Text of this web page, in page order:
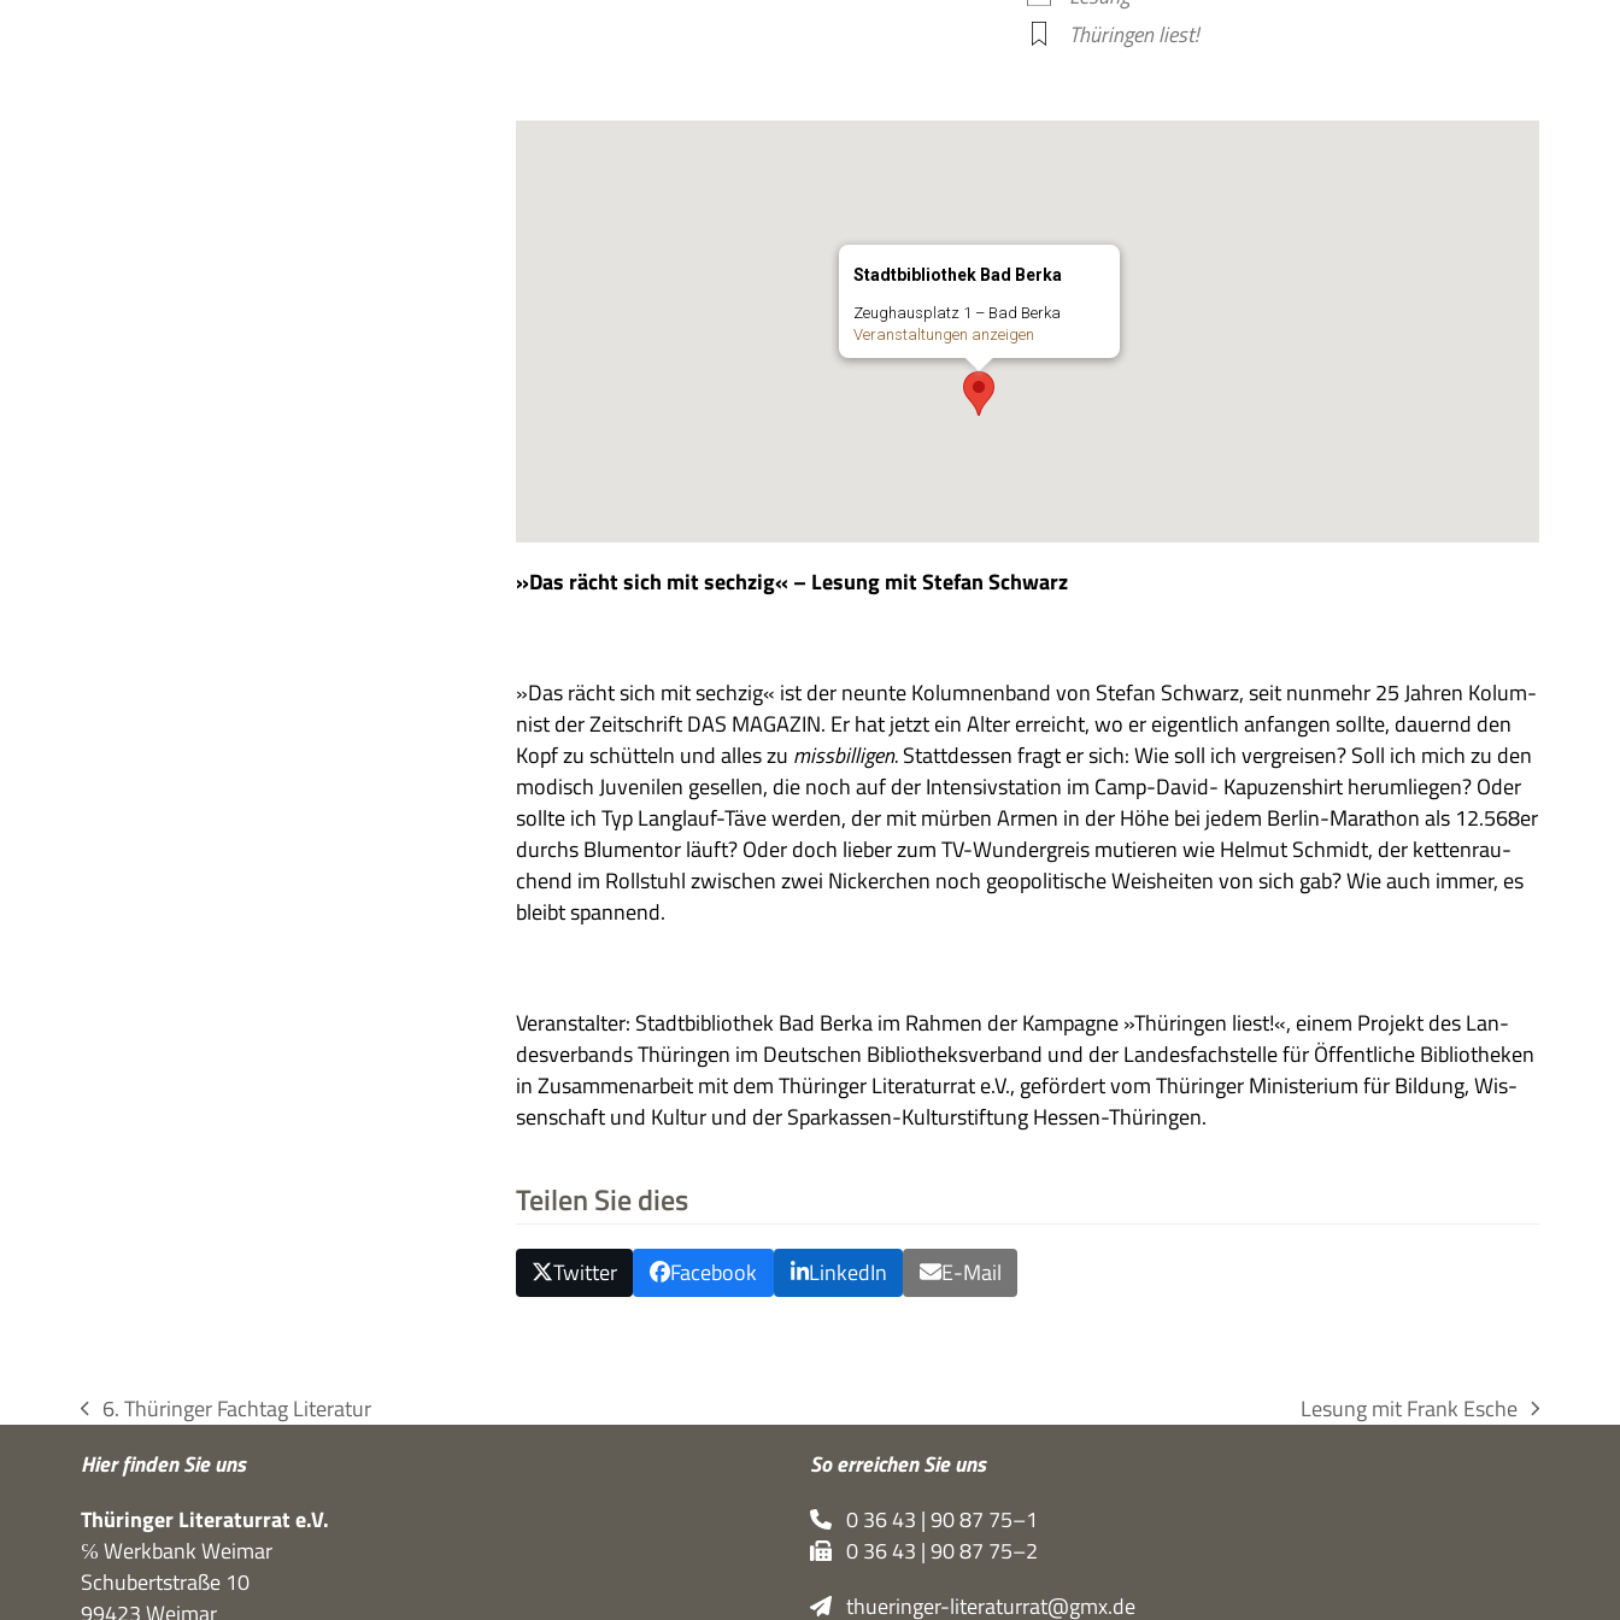
Thü­rin­gen liest!
Stadtbibliothek Bad Berka
Zeug­haus­platz 1 – Bad Berka
Ver­an­stal­tun­gen anzeigen
»Das rächt sich mit sech­zig« – Lesung mit Ste­fan Schwarz
»Das rächt sich mit sech­zig« ist der neunte Kolum­nen­band von Ste­fan Schwarz, seit nun­mehr 25 Jah­ren Kolum­
nist der Zeit­schrift DAS MAGAZIN. Er hat jetzt ein Alter erreicht, wo er eigent­lich anfan­gen sollte, dau­ernd den
Kopf zu schüt­teln und alles zu miss­bil­li­gen.Statt­des­sen fragt er sich: Wie soll ich ver­grei­sen? Soll ich mich zu den
modisch Juve­ni­len gesel­len, die noch auf der Inten­siv­sta­tion im Camp-David- Kapu­zen­shirt her­um­lie­gen? Oder
sollte ich Typ Lang­lauf-Täve wer­den, der mit mür­ben Armen in der Höhe bei jedem Ber­lin-Mara­thon als 12.568er
durchs Blu­men­tor läuft? Oder doch lie­ber zum TV-Wun­der­greis mutie­ren wie Hel­mut Schmidt, der ket­ten­rau­
chend im Roll­stuhl zwi­schen zwei Nicker­chen noch geo­po­li­ti­sche Weis­hei­ten von sich gab? Wie auch immer, es
bleibt spannend.
Ver­an­stal­ter: Stadt­bi­blio­thek Bad Berka im Rah­men der Kam­pa­gne »Thü­rin­gen liest!«, einem Pro­jekt des Lan­
des­ver­bands Thü­rin­gen im Deut­schen Biblio­theks­ver­band und der Lan­des­fach­stelle für Öffent­li­che Biblio­the­ken
in Zusam­men­ar­beit mit dem Thü­rin­ger Lite­ra­tur­rat e.V., geför­dert vom Thü­rin­ger Mini­ste­rium für Bil­dung, Wis­
sen­schaft und Kul­tur und der Spar­kas­sen-Kul­tur­stif­tung Hessen-Thüringen.
Teilen Sie dies
Twitter Facebook LinkedIn E-Mail
vorheriger
Beitrag:
6. Thüringer Fachtag Literatur
Nächster
Lesung mit Frank Esche
Hier fin­den Sie uns
Thü­rin­ger Lite­ra­tur­rat e.V.
℅ Werk­bank Weimar
Schu­bert­straße 10
So errei­chen Sie uns
0 36 43 | 90 87 75–1
0 36 43 | 90 87 75–2
thueringer-literaturrat@gmx.de